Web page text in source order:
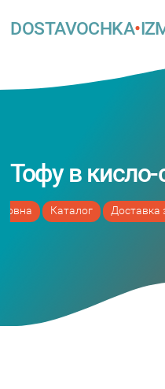
DOSTAVOCHKA•
Тофу в кисло-
Каталог Доставка